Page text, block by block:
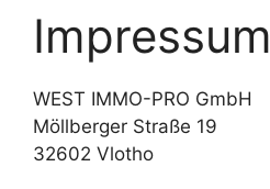
Impressum
WEST IMMO-PRO GmbH
Möllberger Straße 19
32602 Vlotho